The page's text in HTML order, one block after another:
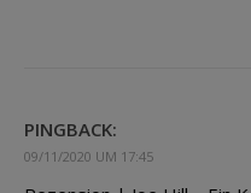
PINGBACK:
09/11/2020 UM 17:45